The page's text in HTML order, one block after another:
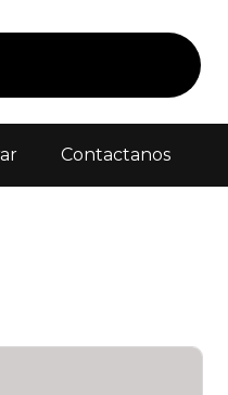
Contactanos